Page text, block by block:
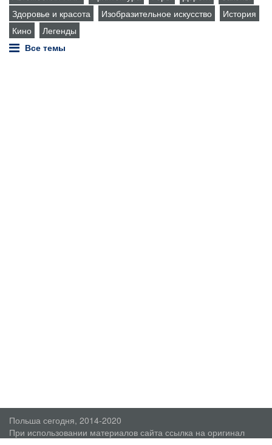
Здоровье и красота
Изобразительное искусство
История
Кино
Легенды
Все темы
Польша сегодня, 2014-2020
При использовании материалов сайта ссылка на оригинал